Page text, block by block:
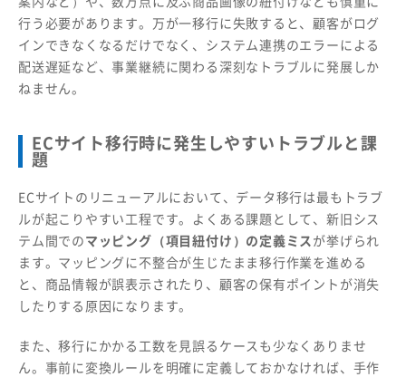
行う必要があります。万が一移行に失敗すると、顧客がログ
インできなくなるだけでなく、システム連携のエラーによる
配送遅延など、事業継続に関わる深刻なトラブルに発展しか
ねません。
ECサイト移行時に発生しやすいトラブルと課
題
ECサイトのリニューアルにおいて、データ移行は最もトラブ
ルが起こりやすい工程です。よくある課題として、新旧シス
テム間でのマッピング（項目紐付け）の定義ミス が挙げられ
ます。マッピングに不整合が生じたまま移行作業を進める
と、商品情報が誤表示されたり、顧客の保有ポイントが消失
したりする原因になります。
また、移行にかかる工数を見誤るケースも少なくありませ
ん。事前に変換ルールを明確に定義しておかなければ、手作